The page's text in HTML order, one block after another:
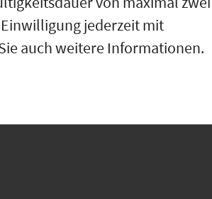
jederzeit mit
auch weitere Informationen.